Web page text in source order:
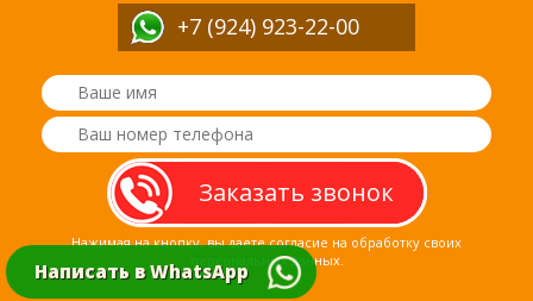
+7 (924) 923-22-00
Нажимая на кнопку, вы даете согласие на обработку своих
персональных данных.
Написать в WhatsApp